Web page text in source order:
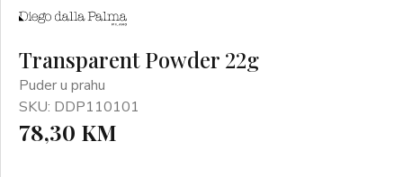
Transparent Powder 22g
Puder u prahu
SKU: DDP110101
78,30 KM